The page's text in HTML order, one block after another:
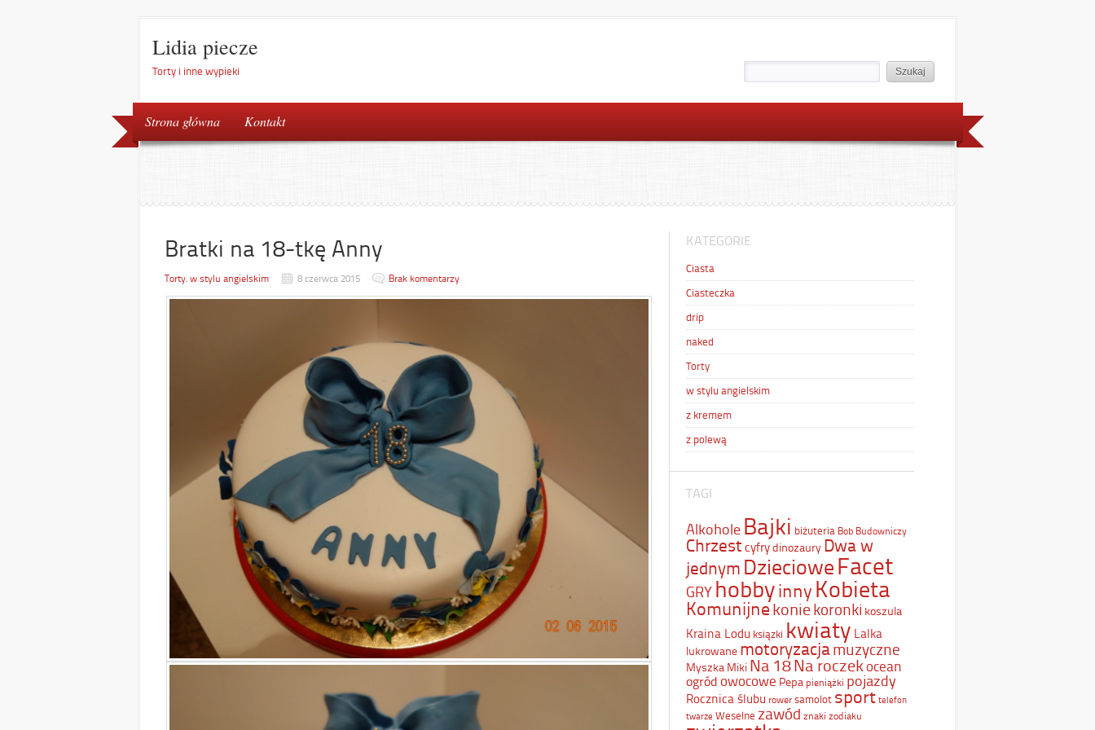
Lidia piecze
Torty i inne wypieki
Strona główna Kontakt
Bratki na 18-tkę Anny
Torty, w stylu angielskim 8 czerwca 2015 Brak komentarzy
KATEGORIE
Ciasta
Ciasteczka
drip
naked
Torty
w stylu angielskim
z kremem
z polewą
TAGI
Alkohole Bajki biżuteria Bob Budowniczy
Chrzest cyfrydinozaury Dwa w
jednym DziecioweFacet
GRY hobbyinny Kobieta
Komunijnekoniekoronki koszula
Kraina Lodu ksiązki kwiaty Lalka
lukrowane motoryzacjamuzyczne
Myszka Miki Na 18Na roczekocean
ogród owocowe Pepa pieniążki pojazdy
Rocznica ślubu rower samolot sport telefon
twarze Weselne zawód znaki zodiaku